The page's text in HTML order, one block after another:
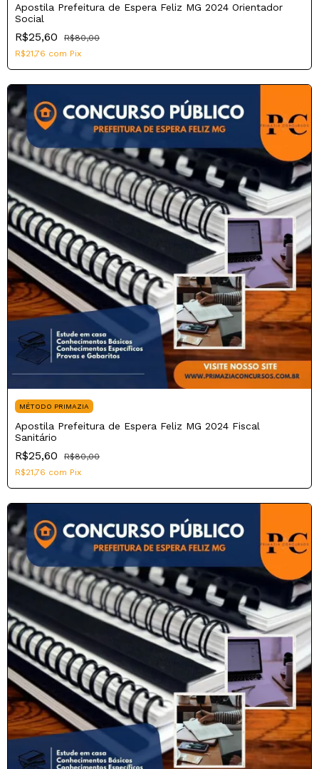
Apostila Prefeitura de Espera Feliz MG 2024 Orientador
Social
R$25,60
R$80,00
R$21,76 com Pix
MÉTODO PRIMAZIA
Apostila Prefeitura de Espera Feliz MG 2024 Fiscal
Sanitário
R$25,60
R$80,00
R$21,76 com Pix